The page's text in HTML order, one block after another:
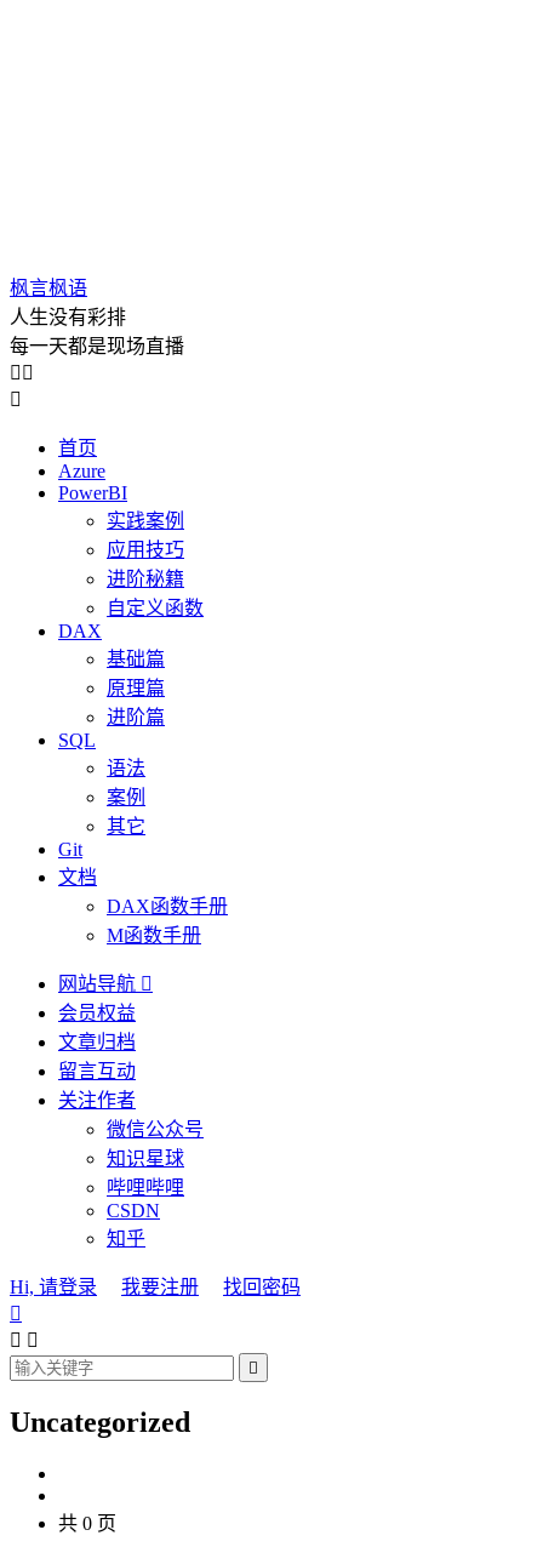
枫言枫语
人生没有彩排
每一天都是现场直播
 

首页
Azure
PowerBI
实践案例
应用技巧
进阶秘籍
自定义函数
DAX
基础篇
原理篇
进阶篇
SQL
语法
案例
其它
Git
文档
DAX函数手册
M函数手册
网站导航 
会员权益
文章归档
留言互动
关注作者
微信公众号
知识星球
哔哩哔哩
CSDN
知乎
Hi, 请登录 我要注册
找回密码

 

Uncategorized
共 0 页